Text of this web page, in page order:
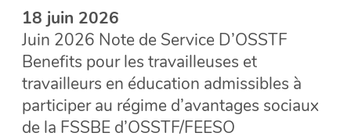
18 juin 2026
Juin 2026 Note de Service D’OSSTF
Benefits pour les travailleuses et
travailleurs en éducation admissibles à
participer au régime d’avantages sociaux
de la FSSBE d’OSSTF/FEESO